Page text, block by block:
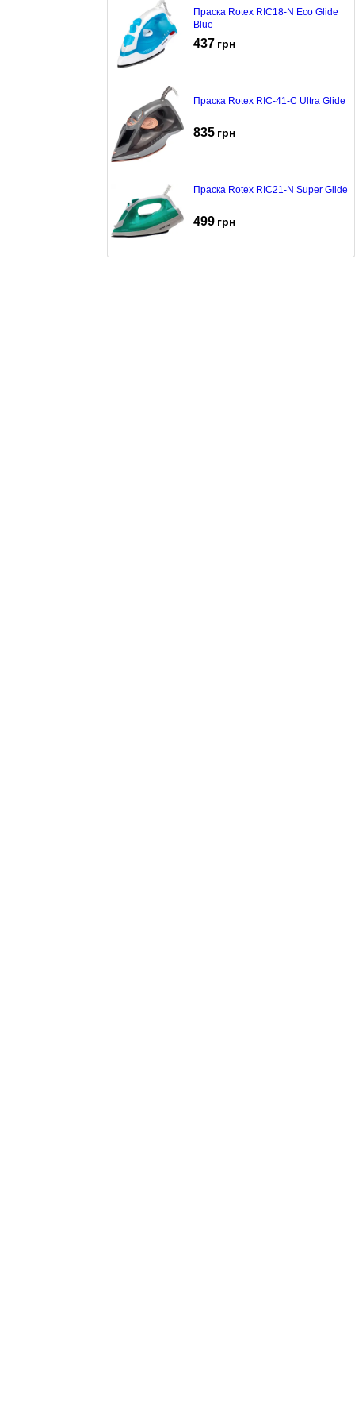
Праска Rotex RIC18-N Eco Glide
Blue
437 грн
Праска Rotex RIC-41-C Ultra Glide
835 грн
Праска Rotex RIC21-N Super Glide
499 грн